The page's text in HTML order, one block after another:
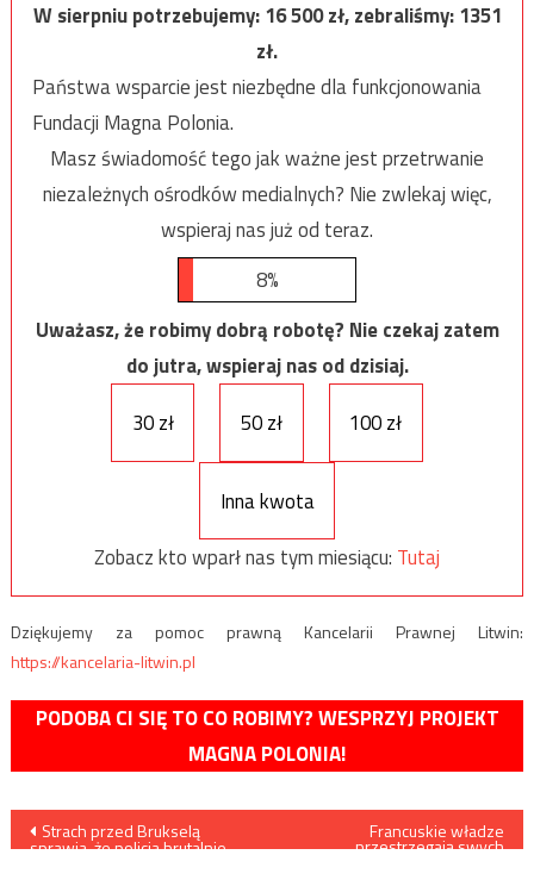
W sierpniu potrzebujemy:16 500zł, zebraliśmy:1351
zł.
Państwa wsparcie jest niezbędne dla funkcjonowania
Fundacji Magna Polonia.
Masz świadomość tego jak ważne jest przetrwanie
niezależnych ośrodków medialnych? Nie zwlekaj więc,
wspieraj nas już od teraz.
8%
Uważasz, że robimy dobrą robotę? Nie czekaj zatem
do jutra, wspieraj nas od dzisiaj.
30 zł
50 zł 100 zł
Inna kwota
Zobacz kto wparł nas tym miesiącu: Tutaj
Dziękujemy za pomoc prawną Kancelarii Prawnej Litwin:
https://kancelaria-litwin.pl
PODOBA CI SIĘ TO CO ROBIMY? WESPRZYJ PROJEKT
MAGNA POLONIA!
Nawigacja
Strach przed Brukselą
sprawia, że policja brutalnie
Francuskie władze
przestrzegają swych